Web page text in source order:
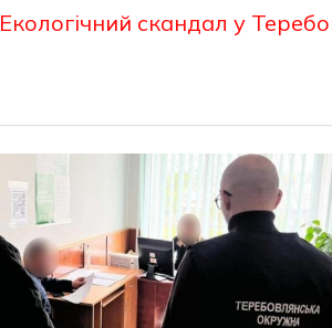
Екологічний скандал у